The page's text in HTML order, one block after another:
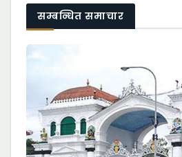
सम्बन्धित समाचार